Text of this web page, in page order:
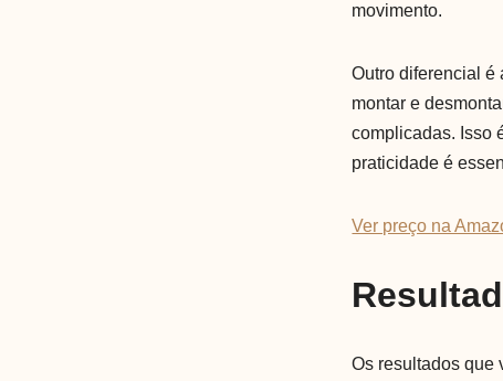
movimento.
Outro diferencial é
montar e
complicadas. Isso
praticidade é
Ver preço na
Os resultados que